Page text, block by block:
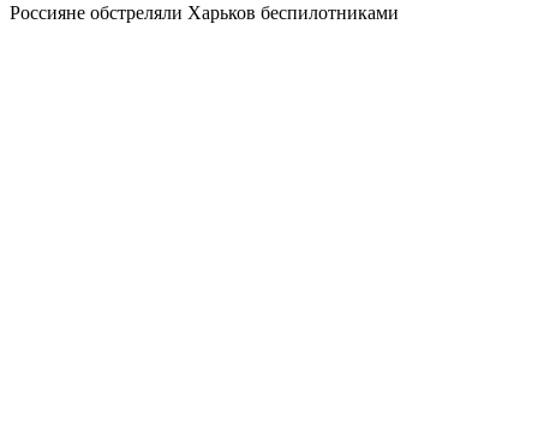
Россияне обстреляли Харьков беспилотниками